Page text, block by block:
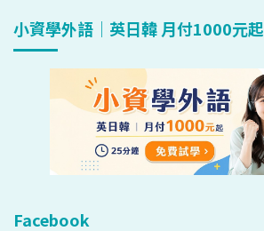
小資學外語｜英日韓 月付1000元起
Facebook